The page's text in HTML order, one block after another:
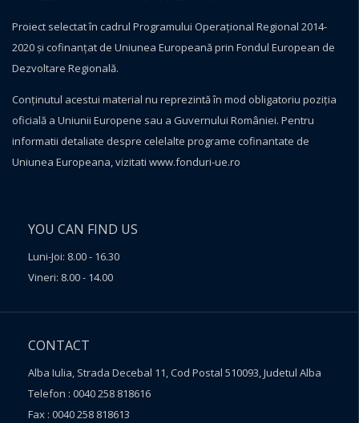
Proiect selectat în cadrul Programului Operațional Regional 2014-
2020 și cofinanțat de Uniunea Europeană prin Fondul European de
Dezvoltare Regională.
Conţinutul acestui material nu reprezintă în mod obligatoriu poziţia
oficială a Uniunii Europene sau a Guvernului României. Pentru
informatii detaliate despre celelalte programe cofinantate de
Uniunea Europeana, vizitati www.fonduri-ue.ro
YOU CAN FIND US
Luni-Joi: 8.00 - 16.30
Vineri: 8.00 - 14.00
CONTACT
Alba Iulia, Strada Decebal 11, Cod Postal 510093, Judetul Alba
Telefon : 0040 258 818616
Fax : 0040 258 818613